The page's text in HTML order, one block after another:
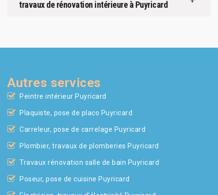
travaux de rénovation intérieure à Puyricard
Autres services
Peintre intérieur Puyricard
Plaquiste, pose de placo Puyricard
Carreleur, pose de carrelage Puyricard
Plombier, travaux de plomberies Puyricard
Travaux rénovation salle de bain Puyricard
Poseur, pose de cuisine Puyricard